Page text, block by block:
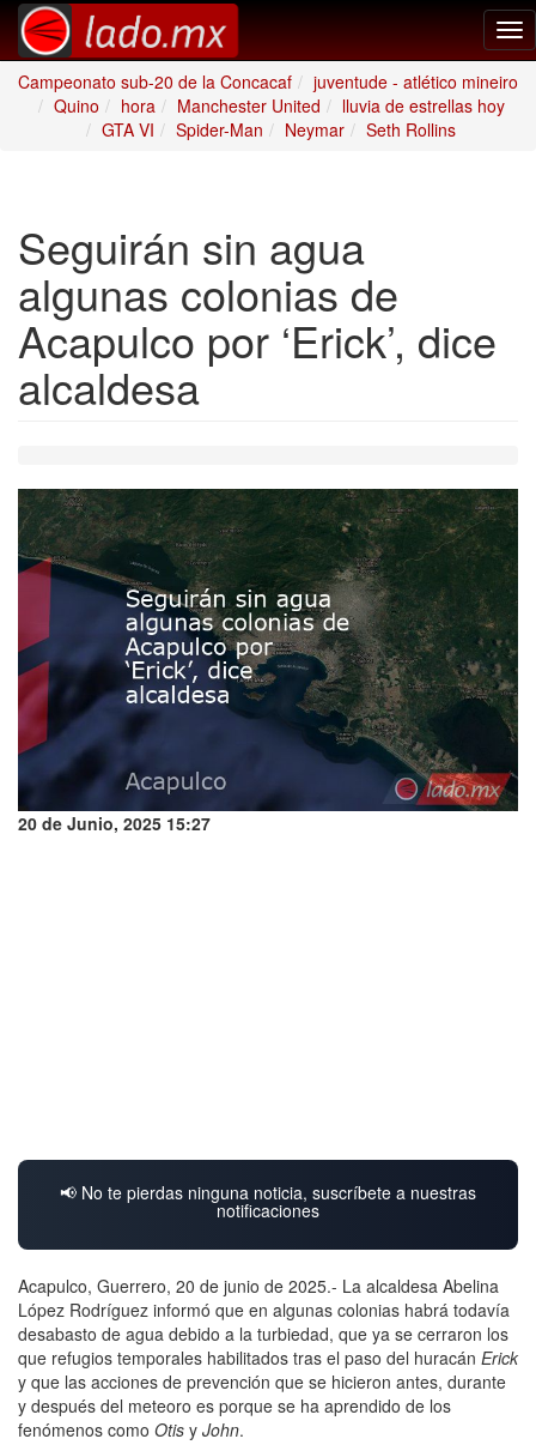
Campeonato sub-20 de la Concacaf
juventude - atlético mineiro
Quino
hora Manchester United
lluvia de estrellas hoy
GTA VI
Spider-Man Neymar Seth Rollins
Seguirán sin agua
algunas colonias de
Acapulco por ‘Erick’, dice
alcaldesa
20 de Junio, 2025 15:27
📢 No te pierdas ninguna noticia, suscríbete a nuestras
notificaciones
Acapulco, Guerrero, 20 de junio de 2025.- La alcaldesa Abelina
López Rodríguez informó que en algunas colonias habrá todavía
desabasto de agua debido a la turbiedad, que ya se cerraron los
que refugios temporales habilitados tras el paso del huracán Erick
y que las acciones de prevención que se hicieron antes, durante
y después del meteoro es porque se ha aprendido de los
fenómenos como Otis y John.